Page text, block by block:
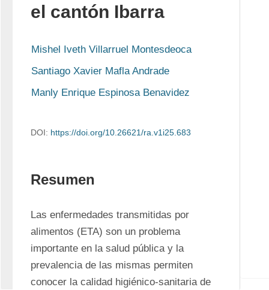
el cantón Ibarra
Mishel Iveth Villarruel Montesdeoca
Santiago Xavier Mafla Andrade
Manly Enrique Espinosa Benavidez
DOI: https://doi.org/10.26621/ra.v1i25.683
Resumen
Las enfermedades transmitidas por
alimentos (ETA) son un problema
importante en la salud pública y la
prevalencia de las mismas permiten
conocer la calidad higiénico-sanitaria de